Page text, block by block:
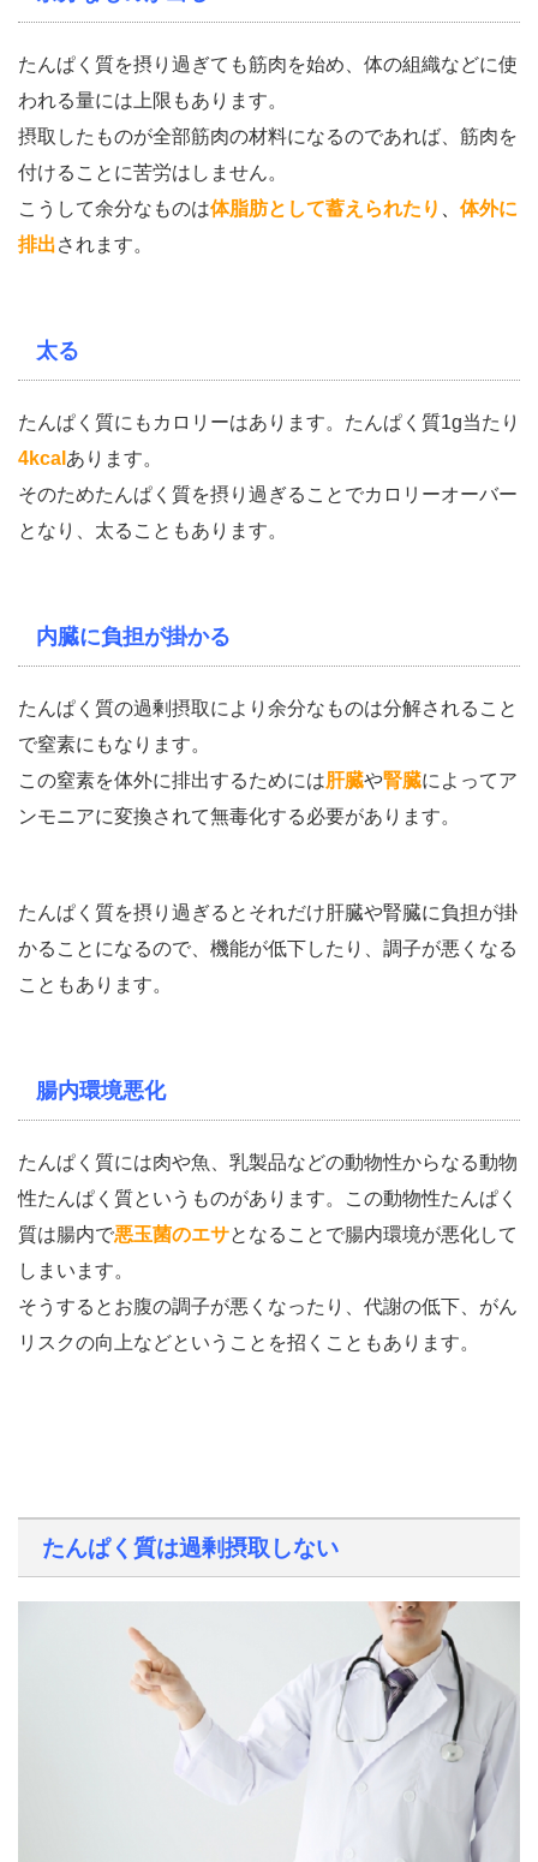
たんぱく質を摂り過ぎても筋肉を始め、体の組織などに使
われる量には上限もあります。
摂取したものが全部筋肉の材料になるのであれば、筋肉を
付けることに苦労はしません。
こうして余分なものは体脂肪として蓄えられたり
体外に
排出されます。
太る
たんぱく質にもカロリーはあります。たんぱく質1g当たり
4kcal あります。
そのためたんぱく質を摂り過ぎることでカロリーオーバー
となり、太ることもあります。
内臓に負担が掛かる
たんぱく質の過剰摂取により余分なものは分解されること
で窒素にもなります。
この窒素を体外に排出するためには肝臓や腎臓によってア
ンモニアに変換されて無毒化する必要があります。
たんぱく質を摂り過ぎるとそれだけ肝臓や腎臓に負担が掛
かることになるので、機能が低下したり、調子が悪くなる
こともあります。
腸内環境悪化
たんぱく質には肉や魚、乳製品などの動物性からなる動物
性たんぱく質というものがあります。この動物性たんぱく
質は腸内で悪玉菌のエサとなることで腸内環境が悪化して
しまいます。
そうするとお腹の調子が悪くなったり、代謝の低下、がん
リスクの向上などということを招くこともあります。
たんぱく質は過剰摂取しない